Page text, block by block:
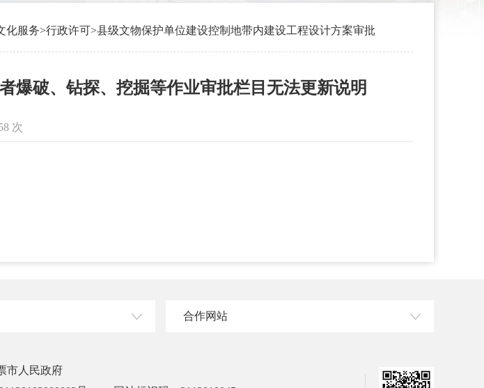
化服务>行政许可>县级文物保护单位建设控制地带内建设工程设计方案审批
爆破、钻探、挖掘等作业审批栏目无法更新说明
次
合作网站
市人民政府